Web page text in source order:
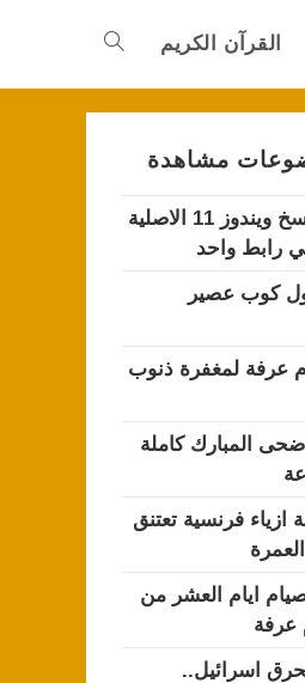
القرآن الكريم Toggle
مشاهدة
تحميل احدث نسخ ويندوز 11 الاصلية
رابط واحد
كوب عصير
عرفة لمغفرة ذنوب
المبارك كاملة
ازياء فرنسية تعتنق
ايام العشر من
عرفة
اسرائيل..